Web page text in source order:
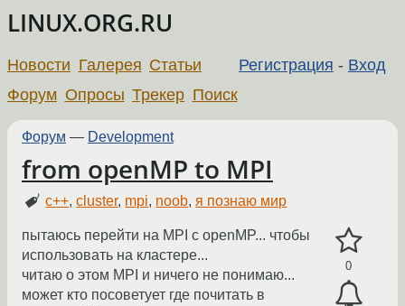
LINUX.ORG.RU
Регистрация - Вход
Новости Галерея Статьи
Форум Опросы Трекер Поиск
Форум — Development
from openMP to MPI
c++,cluster, mpi, noob,я познаю мир
0
пытаюсь перейти на MPI с openMP... чтобы
использовать на кластере...
читаю о этом MPI и ничего не понимаю...
может кто посоветует где почитать в